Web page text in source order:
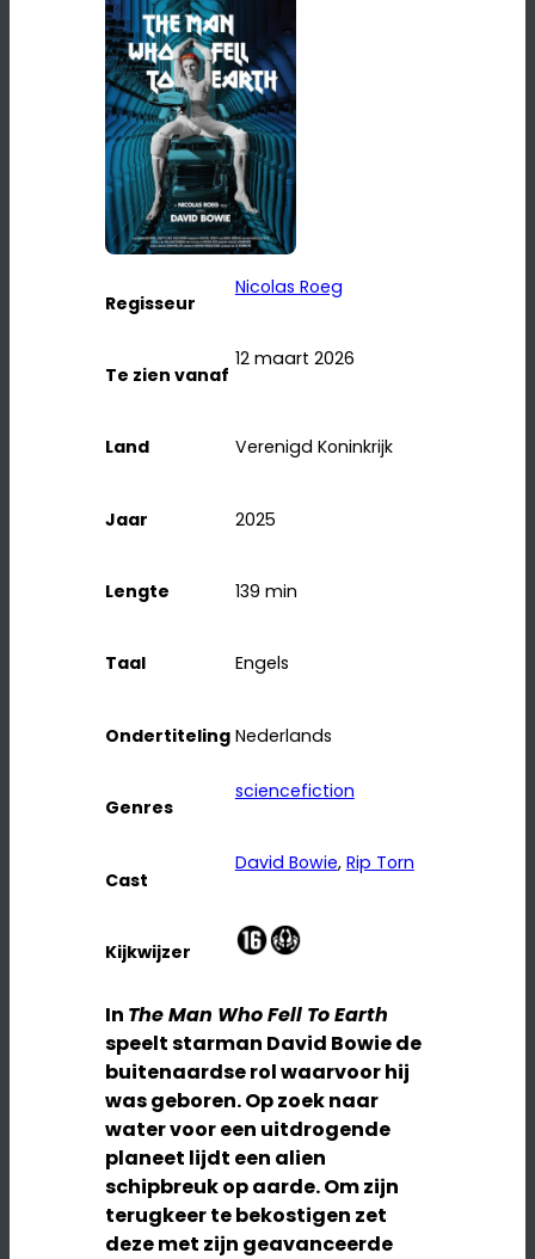
Regisseur
Nicolas Roeg
Te zien vanaf
12 maart 2026
Land Verenigd Koninkrijk
Jaar 2025
Lengte 139 min
Taal Engels
Ondertiteling Nederlands
Genres
sciencefiction
Cast
David Bowie, Rip Torn
Kijkwijzer
In The Man Who Fell To Earth
speelt starman David Bowie de
buitenaardse rol waarvoor hij
was geboren. Op zoek naar
water voor een uitdrogende
planeet lijdt een alien
schipbreuk op aarde. Om zijn
terugkeer te bekostigen zet
deze met zijn geavanceerde